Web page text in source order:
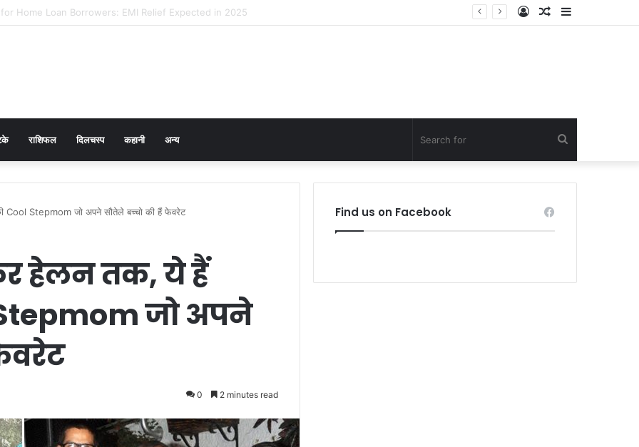
Prevention in Men: Why HPV Vaccination for Males is Critical Sidebar
Random
Log
राशिफल दिलचस्प कहानी अन्य
for
Cool Stepmom जो अपने सौतेले बच्चो की हैं फेवरेट
हेलन तक, ये हैं
जो अपने
0 2 minutes read
Find us on Facebook